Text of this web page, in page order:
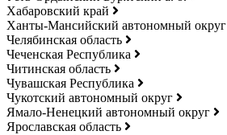
Хабаровский край
Ханты-Мансийский автономный округ
Челябинская область
Чеченская Республика
Читинская область
Чувашская Республика
Чукотский автономный округ
Ямало-Ненецкий автономный округ
Ярославская область